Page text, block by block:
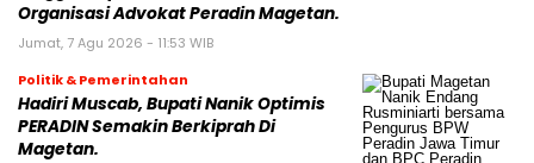
Organisasi Advokat Peradin Magetan.
Jumat, 7 Agu 2026 - 11:53 WIB
Politik & Pemerintahan
Hadiri Muscab, Bupati Nanik Optimis
PERADIN Semakin Berkiprah Di
Magetan.